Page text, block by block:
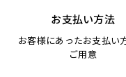
お支払い方法
お客様にあったお支払い
ご用意